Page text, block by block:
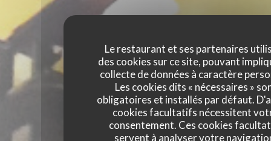
Le restaurant et ses partenaires
des cookies sur ce site, pouvant
collecte de données à caractère
Les cookies dits « nécessaires »
obligatoires et installés par défaut.
cookies facultatifs nécessitent
consentement. Ces cookies
servent à analyser votre